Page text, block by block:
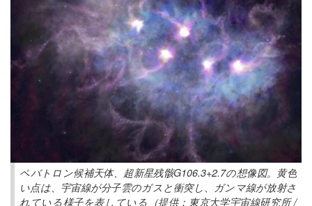
ペバトロン候補天体、超新星残骸G106.3+2.7の想像図。黄色
い点は、宇宙線が分子雲のガスと衝突し、ガンマ線が放射さ
れている様子を表している（提供：東京大学宇宙線研究所 /